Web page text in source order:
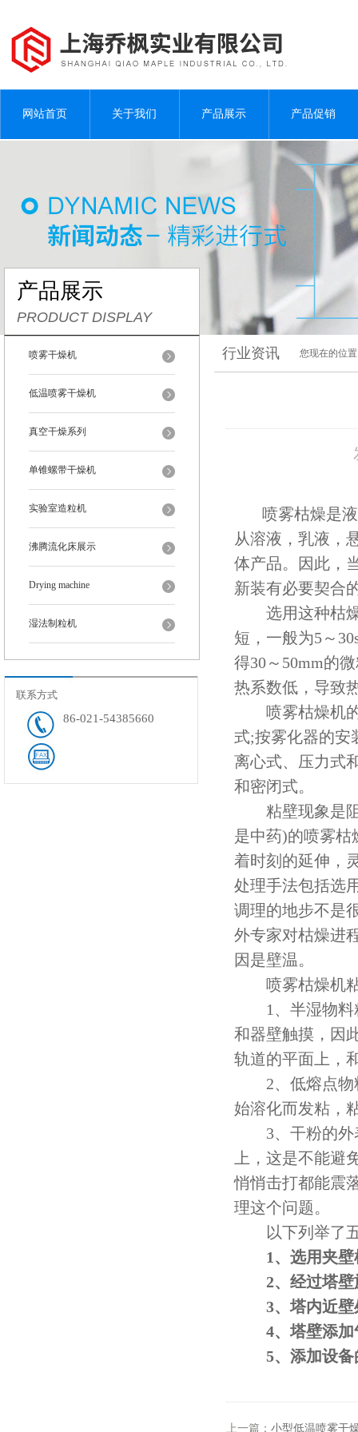
网站首页 关于我们 产品展示 产品促销
产品展示
PRODUCT DISPLAY
喷雾干燥机
低温喷雾干燥机
真空干燥系列
单锥螺带干燥机
实验室造粒机
沸腾流化床展示
Drying machine
湿法制粒机
联系方式
86-021-54385660
行业资讯 您现在的位
喷雾枯燥是液
从溶液，乳液，
体产品。因此，
新装有必要契合
选用这种枯燥
短，一般为5～
得30～50mm的
热系数低，导致
喷雾枯燥机的
式;按雾化器的安
离心式、压力式
和密闭式。
粘壁现象是阻
是中药)的喷雾枯
着时刻的延伸，
处理手法包括选
调理的地步不是
外专家对枯燥进
因是壁温。
喷雾枯燥机粘
1、半湿物料粘
和器壁触摸，因
轨道的平面上，
2、低熔点物料
始溶化而发粘，
3、干粉的外
上，这是不能避
悄悄击打都能震
理这个问题。
以下列举了五
1、选用夹壁
2、经过塔壁
3、塔内近壁
4、塔壁添加
5、添加设备
上一篇： 小型低温喷雾干